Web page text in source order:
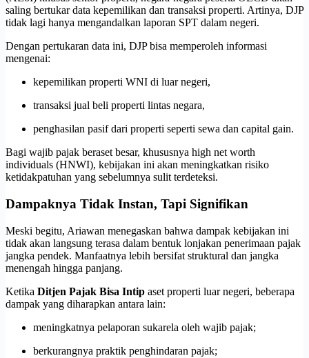
saling bertukar data kepemilikan dan transaksi properti. Artinya, DJP
tidak lagi hanya mengandalkan laporan SPT dalam negeri.
Dengan pertukaran data ini, DJP bisa memperoleh informasi
mengenai:
kepemilikan properti WNI di luar negeri,
transaksi jual beli properti lintas negara,
penghasilan pasif dari properti seperti sewa dan capital gain.
Bagi wajib pajak beraset besar, khususnya high net worth
individuals (HNWI), kebijakan ini akan meningkatkan risiko
ketidakpatuhan yang sebelumnya sulit terdeteksi.
Dampaknya Tidak Instan, Tapi Signifikan
Meski begitu, Ariawan menegaskan bahwa dampak kebijakan ini
tidak akan langsung terasa dalam bentuk lonjakan penerimaan pajak
jangka pendek. Manfaatnya lebih bersifat struktural dan jangka
menengah hingga panjang.
Ketika Ditjen Pajak Bisa Intip aset properti luar negeri, beberapa
dampak yang diharapkan antara lain:
meningkatnya pelaporan sukarela oleh wajib pajak;
berkurangnya praktik penghindaran pajak;